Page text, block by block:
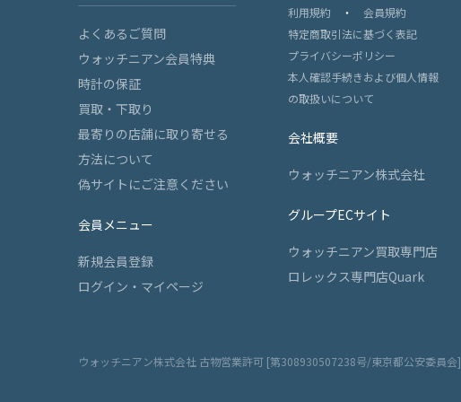
よくあるご質問
ウォッチニアン会員特典
時計の保証
買取・下取り
最寄りの店舗に取り寄せる
方法について
偽サイトにご注意ください
会員メニュー
新規会員登録
ログイン・マイページ
利用規約 ・ 会員規約
特定商取引法に基づく表記
プライバシーポリシー
本人確認手続きおよび個人情報
の取扱いについて
会社概要
ウォッチニアン株式会社
グループECサイト
ウォッチニアン買取専門店
ロレックス専門店Quark
ウォッチニアン株式会社 古物営業許可 [第308930507238号/東京都公安委員会]